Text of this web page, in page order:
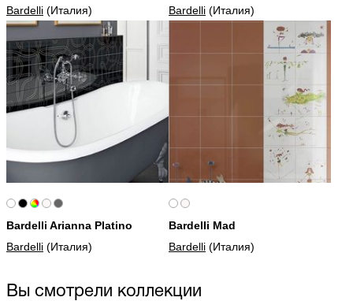
Bardelli (Италия)
Bardelli (Италия)
Bardelli Arianna Platino
Bardelli (Италия)
Bardelli Mad
Bardelli (Италия)
Вы смотрели коллекции